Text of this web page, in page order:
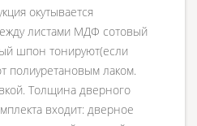
окутывается
листами МДФ сотовый
шпон тонируют(если
полиуретановым лаком.
Толщина дверного
входит: дверное